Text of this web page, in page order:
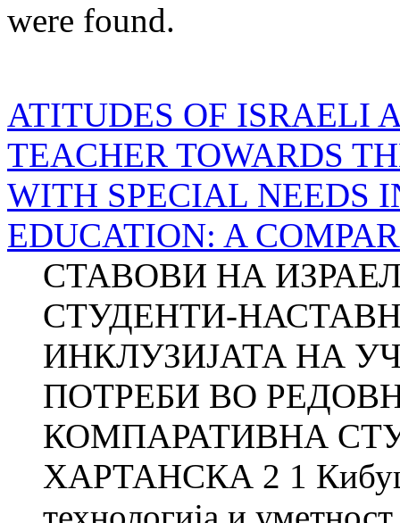
were found.
ATITUDES OF ISRAELI
TEACHER TOWARDS
WITH SPECIAL NEEDS
EDUCATION: A
СТАВОВИ НА
СТУДЕНТИ-
ИНКЛУЗИЈАТА НА
ПОТРЕБИ ВО
КОМПАРАТИВНА
ХАРТАНСКА 2 1